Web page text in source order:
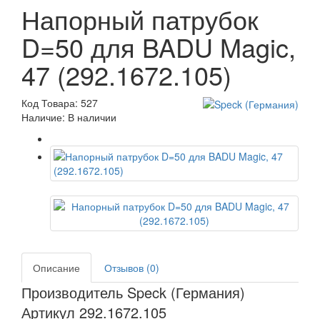
Напорный патрубок
D=50 для BADU Magic,
47 (292.1672.105)
Код Товара: 527
Наличие: В наличии
Описание Отзывов (0)
Производитель Speck (Германия)
Артикул 292.1672.105